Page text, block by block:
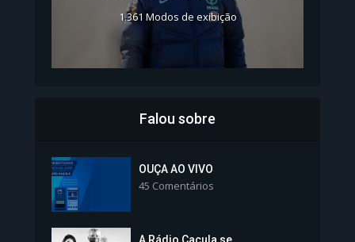
1.361 Modos de exibição
Colégios da Polícia...
Falou sobre
OUÇA AO VIVO
45 Comentários